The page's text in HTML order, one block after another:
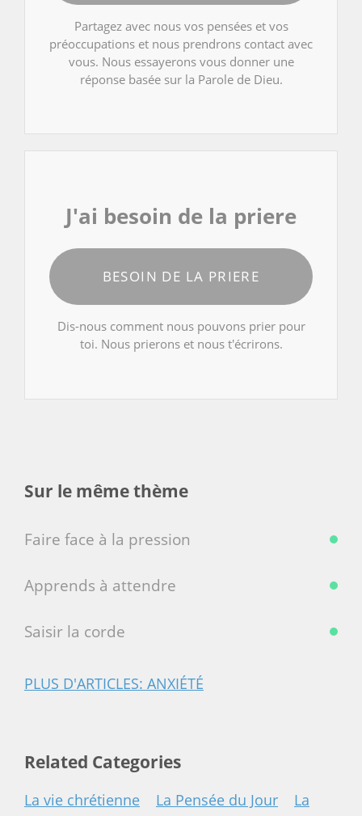
Partagez avec nous vos pensées et vos
préoccupations et nous prendrons contact avec
vous. Nous essayerons vous donner une
réponse basée sur la Parole de Dieu.
J'ai besoin de la priere
BESOIN DE LA PRIERE
Dis-nous comment nous pouvons prier pour
toi. Nous prierons et nous t'écrirons.
Sur le même thème
Faire face à la pression
Apprends à attendre
Saisir la corde
PLUS D'ARTICLES: ANXIÉTÉ
Related Categories
La vie chrétienne La Pensée du Jour
La